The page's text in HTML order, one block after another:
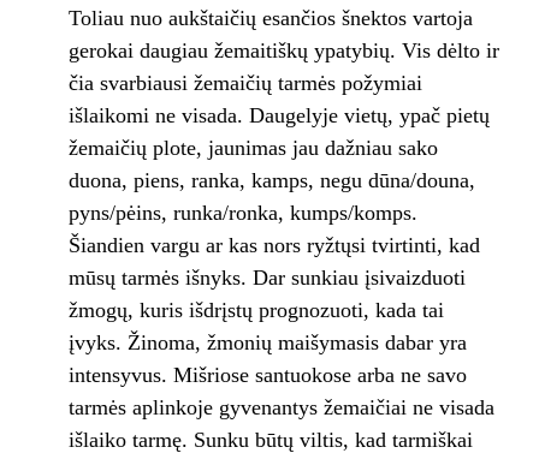
Toliau nuo aukštaičių esančios šnektos vartoja
gerokai daugiau žemaitiškų ypatybių. Vis dėlto ir
čia svarbiausi žemaičių tarmės požymiai
išlaikomi ne visada. Daugelyje vietų, ypač pietų
žemaičių plote, jaunimas jau dažniau sako
duona, piens, ranka, kamps, negu dūna/douna,
pyns/pėins, runka/ronka, kumps/komps.
Šiandien vargu ar kas nors ryžtųsi tvirtinti, kad
mūsų tarmės išnyks. Dar sunkiau įsivaizduoti
žmogų, kuris išdrįstų prognozuoti, kada tai
įvyks. Žinoma, žmonių maišymasis dabar yra
intensyvus. Mišriose santuokose arba ne savo
tarmės aplinkoje gyvenantys žemaičiai ne visada
išlaiko tarmę. Sunku būtų viltis, kad tarmiškai